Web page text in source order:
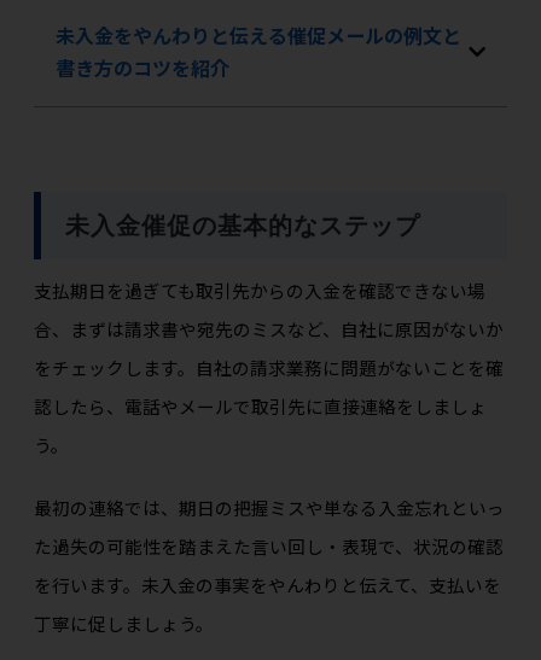
未入金をやんわりと伝える催促メールの例文と
書き方のコツを紹介
未入金催促の基本的なステップ
支払期日を過ぎても取引先からの入金を確認できない場
合、まずは請求書や宛先のミスなど、自社に原因がないか
をチェックします。自社の請求業務に問題がないことを確
認したら、電話やメールで取引先に直接連絡をしましょ
う。
最初の連絡では、期日の把握ミスや単なる入金忘れといっ
た過失の可能性を踏まえた言い回し・表現で、状況の確認
を行います。未入金の事実をやんわりと伝えて、支払いを
丁寧に促しましょう。